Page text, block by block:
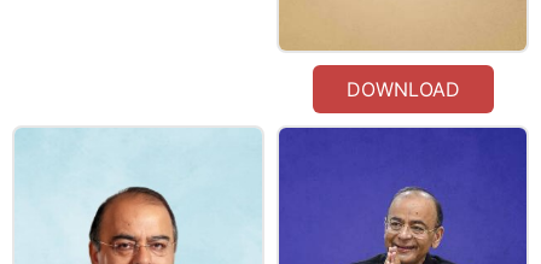
DOWNLOAD